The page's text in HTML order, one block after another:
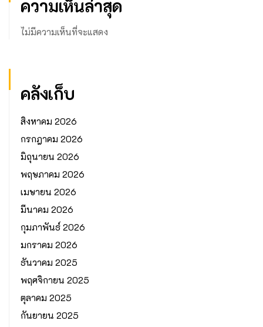
ความเห็นล่าสุด
ไม่มีความเห็นที่จะแสดง
คลังเก็บ
สิงหาคม 2026
กรกฎาคม 2026
มิถุนายน 2026
พฤษภาคม 2026
เมษายน 2026
มีนาคม 2026
กุมภาพันธ์ 2026
มกราคม 2026
ธันวาคม 2025
พฤศจิกายน 2025
ตุลาคม 2025
กันยายน 2025